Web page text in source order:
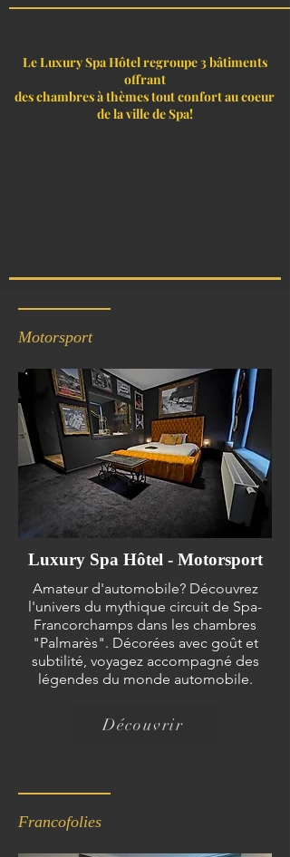
Le Luxury Spa Hôtel regroupe 3 bâtiments
offrant
des chambres à thèmes tout confort au coeur
de la ville de Spa!
Motorsport
Luxury Spa Hôtel - Motorsport
Amateur d'automobile? Découvrez
l'univers du mythique circuit de Spa-
Francorchamps dans les chambres
"Palmarès". Décorées avec goût et
subtilité, voyagez accompagné des
légendes du monde automobile.
Découvrir
Francofolies